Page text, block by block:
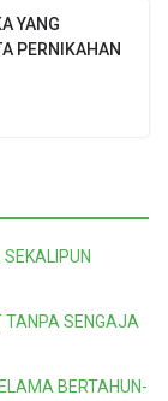
YANG
PERNIKAHAN
TANPA SENGAJA
BERTAHUN-